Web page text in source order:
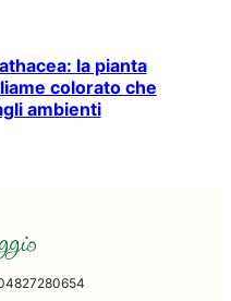
la pianta
colorato che
ambienti